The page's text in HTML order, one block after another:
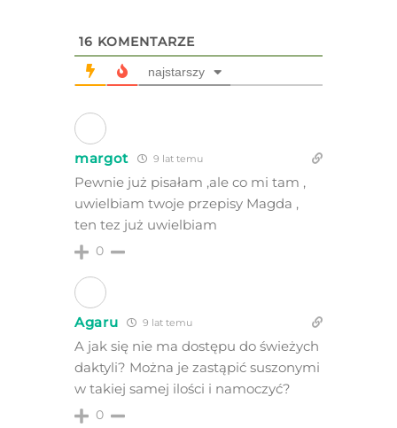
16 KOMENTARZE
najstarszy
margot 9 lat temu
Pewnie już pisałam ,ale co mi tam ,
uwielbiam twoje przepisy Magda ,
ten tez już uwielbiam
0
Agaru 9 lat temu
A jak się nie ma dostępu do świeżych
daktyli? Można je zastąpić suszonymi
w takiej samej ilości i namoczyć?
0